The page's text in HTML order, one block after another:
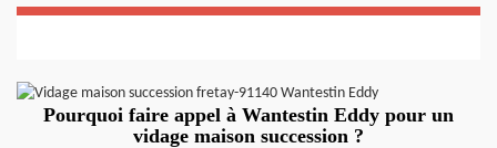
Pourquoi faire appel à Wantestin Eddy pour un
vidage maison succession ?